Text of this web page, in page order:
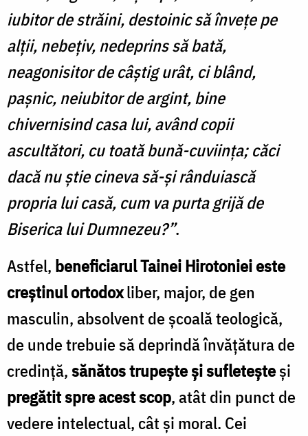
iubitor de străini, destoinic să înveţe pe
alţii, nebeţiv, nedeprins să bată,
neagonisitor de câştig urât, ci blând,
paşnic, neiubitor de argint, bine
chivernisind casa lui, având copii
ascultători, cu toată bună-cuviinţa; căci
dacă nu ştie cineva să-şi rânduiască
propria lui casă, cum va purta grijă de
Biserica lui Dumnezeu?”.
Astfel, beneficiarul Tainei Hirotoniei este
creștinul ortodoxliber, major, de gen
masculin, absolvent de școală teologică,
de unde trebuie să deprindă învățătura de
credință,sănătos trupește și sufleteșteși
pregătit spre acest scop, atât din punct de
vedere intelectual, cât și moral. Cei